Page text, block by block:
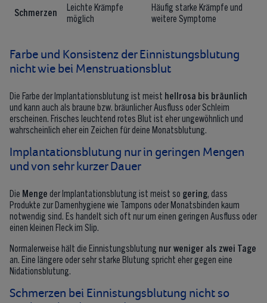
Schmerzen
Leichte Krämpfe
möglich
Häufig starke Krämpfe und
weitere Symptome
Farbe und Konsistenz der Einnistungsblutung
nicht wie bei Menstruationsblut
Die Farbe der Implantationsblutung ist meist hellrosa bis bräunlich
und kann auch als braune bzw. bräunlicher Ausfluss oder Schleim
erscheinen. Frisches leuchtend rotes Blut ist eher ungewöhnlich und
wahrscheinlich eher ein Zeichen für deine Monatsblutung.
Implantationsblutung nur in geringen Mengen
und von sehr kurzer Dauer
Die Menge derImplantationsblutung ist meist so gering, dass
Produkte zur Damenhygiene wie Tampons oder Monatsbinden kaum
notwendig sind. Es handelt sich oft nur um einen geringen Ausfluss oder
einen kleinen Fleck im Slip.
Normalerweise hält die Einnistungsblutung nur weniger als zwei Tage
an. Eine längere oder sehr starke Blutung spricht eher gegen eine
Nidationsblutung.
Schmerzen bei Einnistungsblutung nicht so